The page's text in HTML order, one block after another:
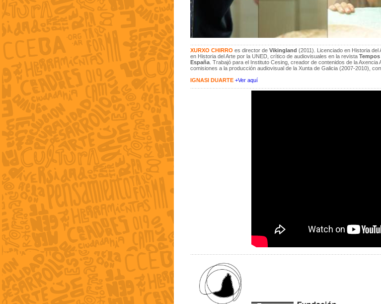
XURXO CHIRRO es director de Vikingland (2011). Licenciado en Historia
en Historia del Arte por la UNED, crítico de audiovisuales en la revista
España. Trabajó para el Instituto Cesing, creador de contenidos de la
comisiones a la producción audiovisual de la Xunta de Galicia (2007-2010),
IGNASI DUARTE +Ver aquí